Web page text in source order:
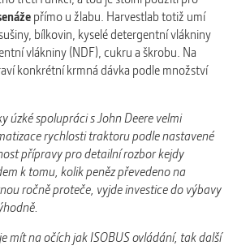
přímo u žlabu. Harvestlab totiž umí
bílkovin, kyselé detergentní vlákniny
vlákniny (NDF), cukru a škrobu. Na
konkrétní krmná dávka podle množství
úzké spolupráci s John Deere velmi
rychlosti traktoru podle nastavené
přípravy pro detailní rozbor kejdy
k tomu, kolik peněz převedeno na
ročně proteče, vyjde investice do výbavy
mít na očích jak ISOBUS ovládání, tak další